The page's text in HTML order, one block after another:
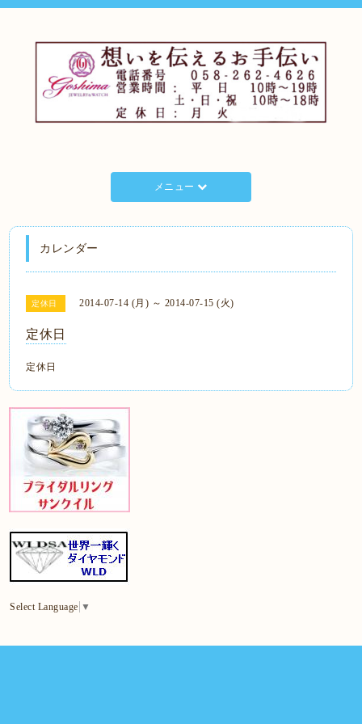
メニュー
カレンダー
定休日 2014-07-14 (月) ～ 2014-07-15 (火)
定休日
定休日
Select Language ▼